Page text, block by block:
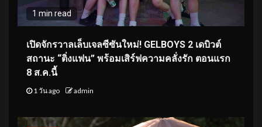
1 min read
เปิดจักรวาลเล็บเจลซีซันใหม่! GELBOYS 2 เดบิวต์
สถานะ “ติ่งแฟน” พร้อมเสิร์ฟความคลั่งรัก ตอนแรก
8 ส.ค.นี้
1 วัน ago admin